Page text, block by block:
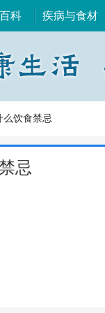
科 疾病与食材
么饮食禁忌
忌